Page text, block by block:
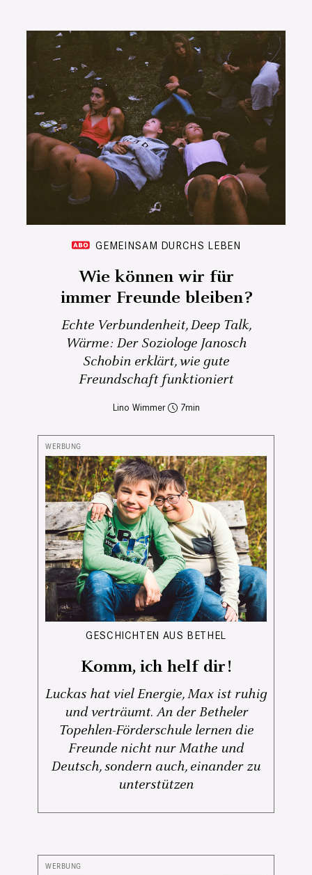
GEMEINSAM DURCHS LEBEN
Wie können wir für
immer Freunde bleiben?
Echte Verbundenheit, Deep Talk,
Wärme: Der Soziologe Janosch
Schobin erklärt, wie gute
Freundschaft funktioniert
Lino Wimmer 7
GESCHICHTEN AUS BETHEL
Komm, ich helf dir!
Luckas hat viel Energie, Max ist ruhig
und verträumt. An der Betheler
Topehlen-Förderschule lernen die
Freunde nicht nur Mathe und
Deutsch, sondern auch, einander zu
unterstützen